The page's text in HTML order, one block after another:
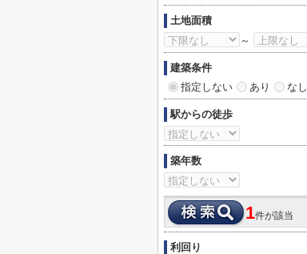
土地面積
～
建築条件
指定しない
あり なし
駅からの徒歩
築年数
1件が該当
利回り